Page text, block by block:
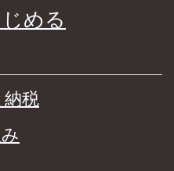
める
税